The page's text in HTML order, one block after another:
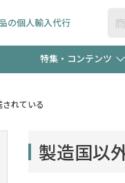
の個人輸入代行
特集・コンテンツ
限定】新規会員登録ポ
れている
製造国以